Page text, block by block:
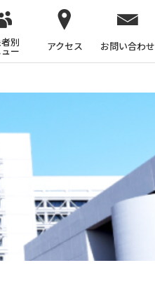
別
ー アクセス お問い合わせ